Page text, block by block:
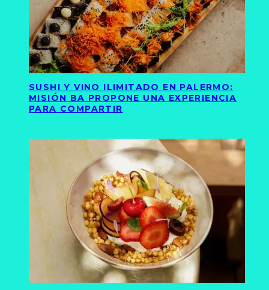
SUSHI Y VINO ILIMITADO EN PALERMO:
MISIÓN BA PROPONE UNA EXPERIENCIA
PARA COMPARTIR